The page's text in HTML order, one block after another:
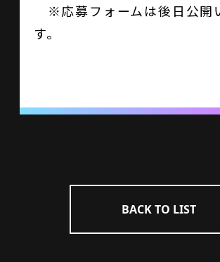
※応募フォームは後日公開
す。